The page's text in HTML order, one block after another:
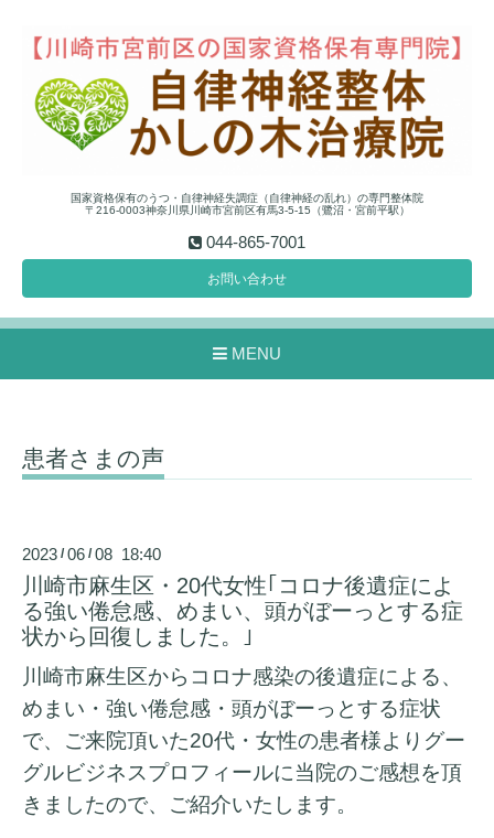
国家資格保有のうつ・自律神経失調症（自律神経の乱れ）の専門整体院
〒216-0003神奈川県川崎市宮前区有馬3-5-15（鷺沼・宮前平駅）
044-865-7001
お問い合わせ
MENU
患者さまの声
2023 /06 /08 18:40
川崎市麻生区・20代女性｢コロナ後遺症によ
る強い倦怠感、めまい、頭がぼーっとする症
状から回復しました。｣
川崎市麻生区からコロナ感染の後遺症による、
めまい・強い倦怠感・頭がぼーっとする症状
で、ご来院頂いた20代・女性の患者様よりグー
グルビジネスプロフィールに当院のご感想を頂
きましたので、ご紹介いたします。